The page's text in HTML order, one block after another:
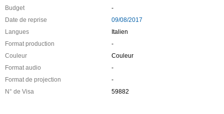
Budget
-
Date de reprise
09/08/2017
Langues
Italien
Format production
-
Couleur
Couleur
Format audio
-
Format de projection
-
N° de Visa
59882